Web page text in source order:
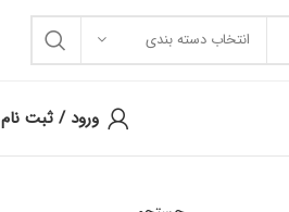
انتخاب دسته بندی
ورود / ثبت نام